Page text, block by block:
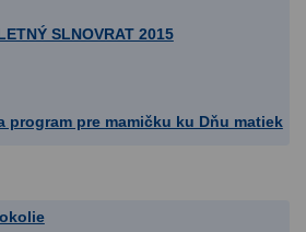
SLNOVRAT 2015
program pre mamičku ku Dňu matiek